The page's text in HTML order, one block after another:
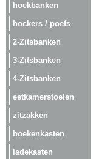
hoekbanken
hockers / poefs
2-Zitsbanken
3-Zitsbanken
4-Zitsbanken
eetkamerstoelen
zitzakken
boekenkasten
ladekasten